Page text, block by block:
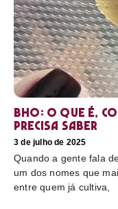
BHO: o que é,
precisa saber
3 de julho de 2025
Quando a gente fala
um dos nomes que
entre quem já cultiva,